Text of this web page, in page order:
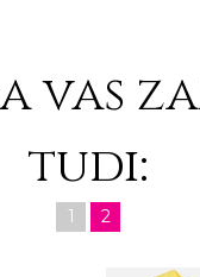
vas
tudi:
1 2